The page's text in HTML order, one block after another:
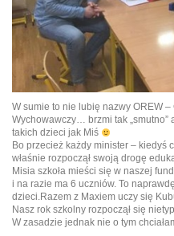
W sumie to nie lubię nazwy OREW
Wychowawczy… brzmi tak „smutno”
takich dzieci jak Miś
Bo przecież każdy minister – kiedyś
właśnie rozpoczął swoją drogę
Misia szkoła mieści się w naszej
i na razie ma 6 uczniów. To
dzieci.Razem z Maxiem uczy się
Nasz rok szkolny rozpoczął się
W zasadzie jednak nie o tym